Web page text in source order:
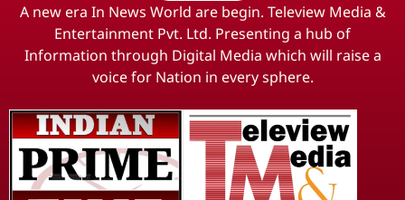
A new era In News World are begin. Teleview Media &
Entertainment Pvt. Ltd. Presenting a hub of
Information through Digital Media which will raise a
voice for Nation in every sphere.